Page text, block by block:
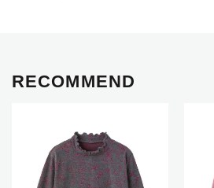
RECOMMEND